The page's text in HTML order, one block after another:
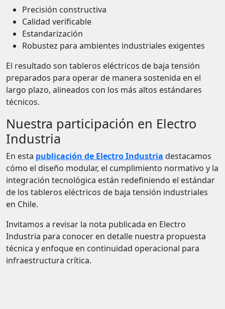
Precisión constructiva
Calidad verificable
Estandarización
Robustez para ambientes industriales exigentes
El resultado son tableros eléctricos de baja tensión
preparados para operar de manera sostenida en el
largo plazo, alineados con los más altos estándares
técnicos.
Nuestra participación en Electro
Industria
En esta publicación de Electro Industria destacamos
cómo el diseño modular, el cumplimiento normativo y la
integración tecnológica están redefiniendo el estándar
de los tableros eléctricos de baja tensión industriales
en Chile.
Invitamos a revisar la nota publicada en Electro
Industria para conocer en detalle nuestra propuesta
técnica y enfoque en continuidad operacional para
infraestructura crítica.